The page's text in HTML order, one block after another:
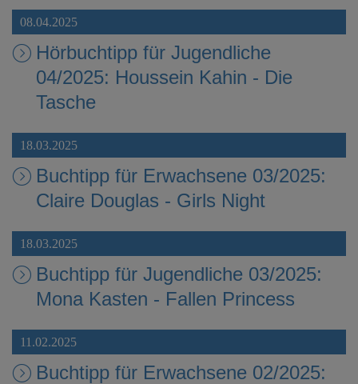
08.04.2025
Hörbuchtipp für Jugendliche
04/2025: Houssein Kahin - Die
Tasche
18.03.2025
Buchtipp für Erwachsene 03/2025:
Claire Douglas - Girls Night
18.03.2025
Buchtipp für Jugendliche 03/2025:
Mona Kasten - Fallen Princess
11.02.2025
Buchtipp für Erwachsene 02/2025: